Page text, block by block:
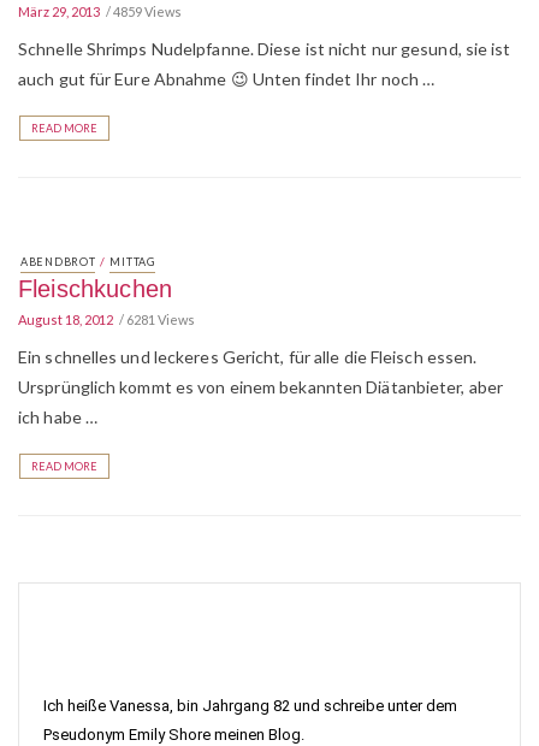
März 29, 2013 4859 Views
Schnelle Shrimps Nudelpfanne. Diese ist nicht nur gesund, sie ist
auch gut für Eure Abnahme 😉 Unten findet Ihr noch …
READ MORE
ABENDBROT / MITTAG
Fleischkuchen
August 18, 2012 6281 Views
Ein schnelles und leckeres Gericht, für alle die Fleisch essen.
Ursprünglich kommt es von einem bekannten Diätanbieter, aber
ich habe …
READ MORE
Ich heiße Vanessa, bin Jahrgang 82 und schreibe unter dem
Pseudonym Emily Shore meinen Blog.